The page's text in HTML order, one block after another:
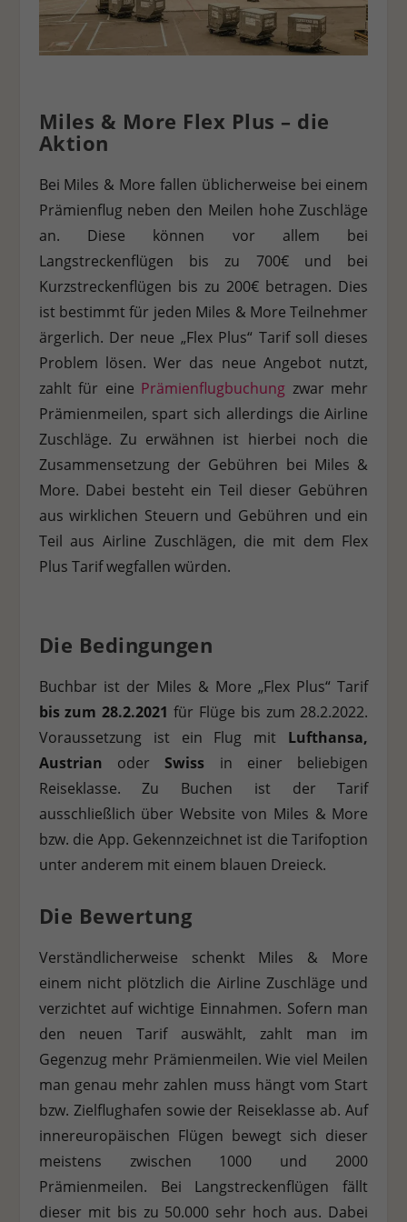
Miles & More Flex Plus – die
Aktion
Bei Miles & More fallen üblicherweise bei einem
Prämienflug neben den Meilen hohe Zuschläge
an. Diese können vor allem bei
Langstreckenflügen bis zu 700€ und bei
Kurzstreckenflügen bis zu 200€ betragen. Dies
ist bestimmt für jeden Miles & More Teilnehmer
ärgerlich. Der neue „Flex Plus“ Tarif soll dieses
Problem lösen. Wer das neue Angebot nutzt,
zahlt für eine Prämienflugbuchung zwar mehr
Prämienmeilen, spart sich allerdings die Airline
Zuschläge. Zu erwähnen ist hierbei noch die
Zusammensetzung der Gebühren bei Miles &
More. Dabei besteht ein Teil dieser Gebühren
aus wirklichen Steuern und Gebühren und ein
Teil aus Airline Zuschlägen, die mit dem Flex
Plus Tarif wegfallen würden.
Die Bedingungen
Buchbar ist der Miles & More „Flex Plus“ Tarif
bis zum 28.2.2021 für Flüge bis zum 28.2.2022.
Voraussetzung ist ein Flug mit Lufthansa,
Austrian oderSwiss in einer beliebigen
Reiseklasse. Zu Buchen ist der Tarif
ausschließlich über Website von Miles & More
bzw. die App. Gekennzeichnet ist die Tarifoption
unter anderem mit einem blauen Dreieck.
Die Bewertung
Verständlicherweise schenkt Miles & More
einem nicht plötzlich die Airline Zuschläge und
verzichtet auf wichtige Einnahmen. Sofern man
den neuen Tarif auswählt, zahlt man im
Gegenzug mehr Prämienmeilen. Wie viel Meilen
man genau mehr zahlen muss hängt vom Start
bzw. Zielflughafen sowie der Reiseklasse ab. Auf
innereuropäischen Flügen bewegt sich dieser
meistens zwischen 1000 und 2000
Prämienmeilen. Bei Langstreckenflügen fällt
dieser mit bis zu 50.000 sehr hoch aus. Dabei
Personenbezogene Daten können verarbeitet werden (z. B. IP-
Adressen), z. B. für personalisierte Anzeigen und Inhalte oder
Anzeigen- und Inhaltsmessung.
Weitere Informationen über
nutzen zu können. Bitte beachten Sie, dass aufgrund
individueller Einstellungen möglicherweise nicht alle
Funktionen der Website zur Verfügung stehen.
Sie können Ihre Einwilligung zu ganzen Kategorien geben
oder sich weitere Informationen anzeigen lassen und so nur
bestimmte Cookies auswählen.
Alle akzeptieren Speichern Ablehnen
Zurück
Datenschutzeinstellungen
Essenziell (1)
Essenzielle Cookies ermöglichen grundlegende Funktionen und sind für
Statistiken (1)
Statistik Cookies erfassen Informationen anonym. Diese Informationen
helfen uns zu verstehen, wie unsere Besucher unsere Website nutzen.
Cookie-Informationen anzeigen
Externe Medien (7)
Cookie-Informationen anzeigen
Datenschutzerklärung Impressum